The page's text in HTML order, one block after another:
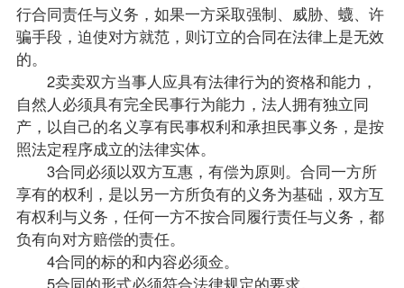
行合同责任与义务，如果一方采取强制、威胁、蠛、许
骗手段，迫使对方就范，则订立的合同在法律上是无效
的。
2卖卖双方当事人应具有法律行为的资格和能力，
自然人必须具有完全民事行为能力，法人拥有独立同
产，以自己的名义享有民事权利和承担民事义务，是按
照法定程序成立的法律实体。
3合同必须以双方互惠，有偿为原则。合同一方所
享有的权利，是以另一方所负有的义务为基础，双方互
有权利与义务，任何一方不按合同履行责任与义务，都
负有向对方赔偿的责任。
4合同的标的和内容必须佥。
5合同的形式必须符合法律规定的要求。